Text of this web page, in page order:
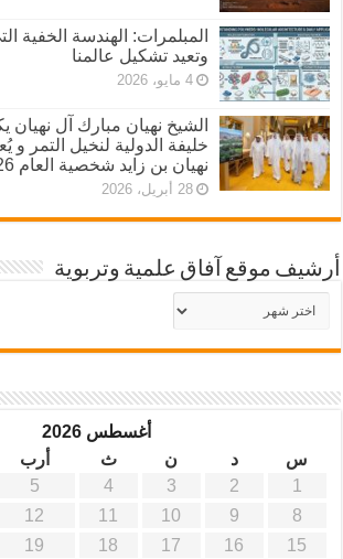
المبلمرات: الهندسة الخفية
وتعيد تشكيل عالمنا
4 مايو، 2026
الشيخ نهيان مبارك آل نهيان
خليفة الدولية لنخيل التمر و
نهيان بن زايد شخصية العام 2026
28 أبريل، 2026
أرشيف موقع آفاق علمية وتربوية
أرشيف
موقع
أغسطس 2026
س
د ن ث أرب
1
2
3
4
5
8
9
10
11
12
15
16
17
18
19